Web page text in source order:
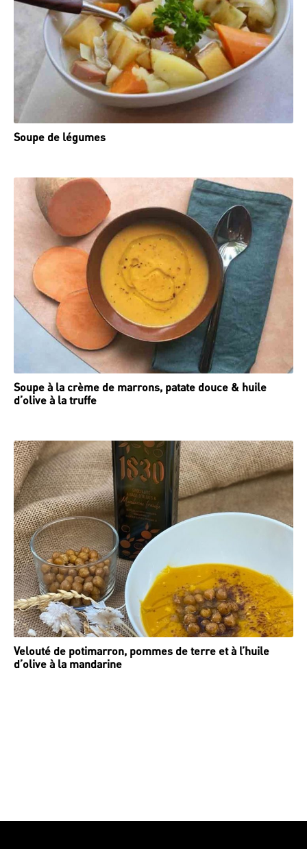
Soupe de légumes
Soupe à la crème de marrons, patate douce & huile
d’olive à la truffe
Velouté de potimarron, pommes de terre et à l’huile
d’olive à la mandarine